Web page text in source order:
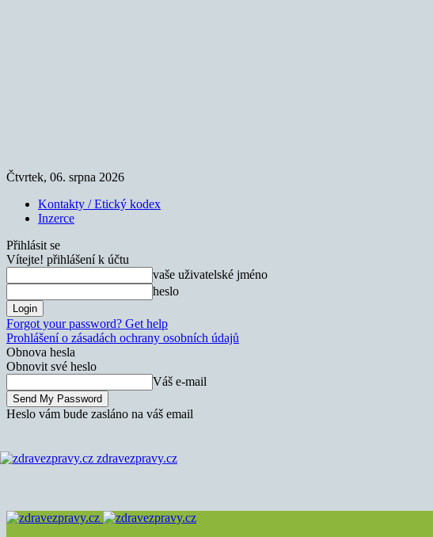
Čtvrtek, 06. srpna 2026
Kontakty / Etický kodex
Inzerce
Přihlásit se
Vítejte! přihlášení k účtu
vaše uživatelské jméno
heslo
Forgot your password? Get help
Prohlášení o zásadách ochrany osobních údajů
Obnova hesla
Obnovit své heslo
Váš e-mail
Heslo vám bude zasláno na váš email
zdravezpravy.cz